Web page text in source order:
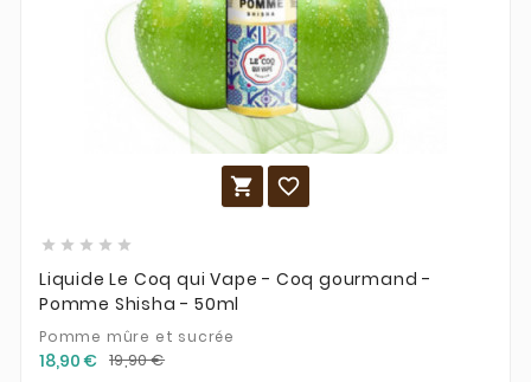
 
    
Liquide Le Coq qui Vape - Coq gourmand -
Pomme Shisha - 50ml
Pomme mûre et sucrée
18,90 € 19,90 €